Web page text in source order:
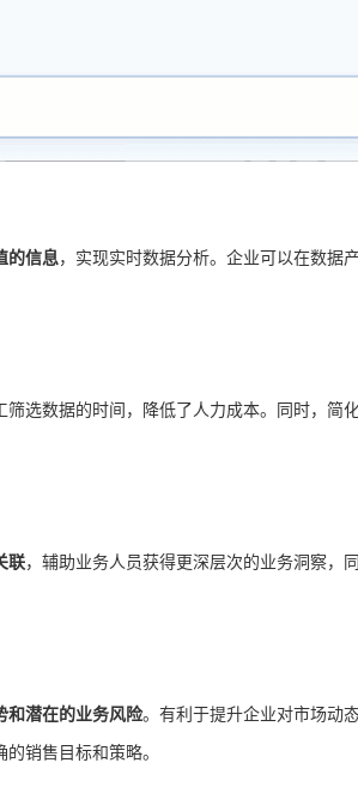
的信息，实现实时数据分析。企业可以在数据
选数据的时间，降低了人力成本。同时，简
联，辅助业务人员获得更深层次的业务洞察，
和潜在的业务风险。有利于提升企业对市场动
销售目标和策略。